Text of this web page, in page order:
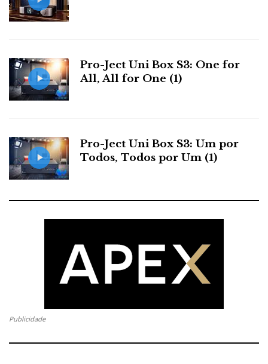
Pro-Ject Uni Box S3: One for
All, All for One (1)
Pro-Ject Uni Box S3: Um por
Todos, Todos por Um (1)
Publicidade